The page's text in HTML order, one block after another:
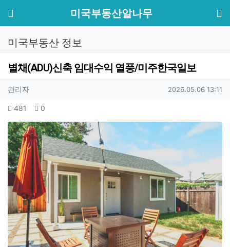
미국부동산알나무
미국부동산 정보
별채(ADU)신축 임대수익 열풍/미주한국일보
작성자 정보
관리자작성 작성일
2026.05.06 13:11
컨텐츠 정보
481 조회 0
본문